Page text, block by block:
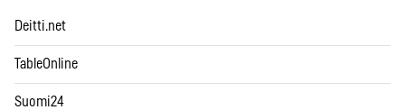
Deitti.net
TableOnline
Suomi24